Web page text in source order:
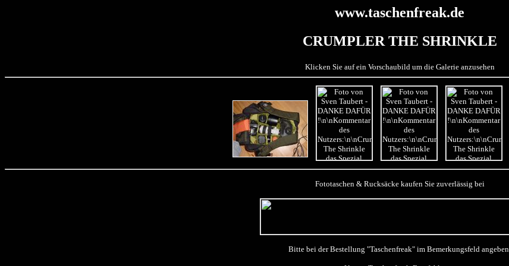
www.taschenfreak.de
CRUMPLER THE SHRINKLE
Klicken Sie auf ein Vorschaubild um die Galerie anzusehen
Fototaschen & Rucksäcke kaufen Sie zuverlässig bei
Bitte bei der Bestellung "Taschenfreak" im Bemerkungsfeld angeben.